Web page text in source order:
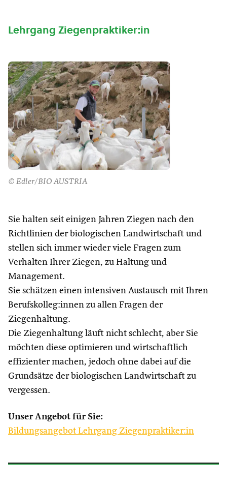
Lehrgang Ziegenpraktiker:in
© Edler/BIO AUSTRIA
Sie halten seit einigen Jahren Ziegen nach den
Richtlinien der biologischen Landwirtschaft und
stellen sich immer wieder viele Fragen zum
Verhalten Ihrer Ziegen, zu Haltung und
Management.
Sie schätzen einen intensiven Austausch mit Ihren
Berufskolleg:innen zu allen Fragen der
Ziegenhaltung.
Die Ziegenhaltung läuft nicht schlecht, aber Sie
möchten diese optimieren und wirtschaftlich
effizienter machen, jedoch ohne dabei auf die
Grundsätze der biologischen Landwirtschaft zu
vergessen.
Unser Angebot für Sie:
Bildungsangebot Lehrgang Ziegenpraktiker:in